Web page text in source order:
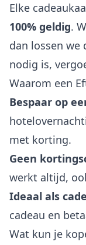
Elke
100% geldig.
dan lossen
nodig is,
Waarom een
Bespaar op
met korting.
Geen
werkt altijd,
Ideaal als
cadeau en
Wat kun je